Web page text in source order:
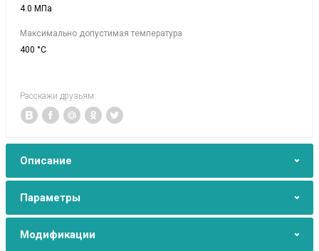
4.0 МПа
Максимально допустимая температура
400 °C
Расскажи друзьям:
Описание
Параметры
Модификации